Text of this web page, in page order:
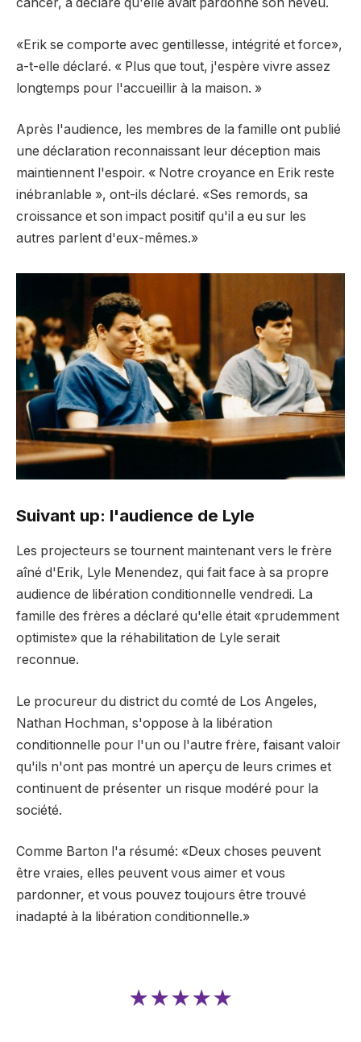
«Erik se comporte avec gentillesse, intégrité et force»,
a-t-elle déclaré. « Plus que tout, j'espère vivre assez
longtemps pour l'accueillir à la maison. »
Après l'audience, les membres de la famille ont publié
une déclaration reconnaissant leur déception mais
maintiennent l'espoir. « Notre croyance en Erik reste
inébranlable », ont-ils déclaré. «Ses remords, sa
croissance et son impact positif qu'il a eu sur les
autres parlent d'eux-mêmes.»
Suivant up: l'audience de Lyle
Les projecteurs se tournent maintenant vers le frère
aîné d'Erik, Lyle Menendez, qui fait face à sa propre
audience de libération conditionnelle vendredi. La
famille des frères a déclaré qu'elle était «prudemment
optimiste» que la réhabilitation de Lyle serait
reconnue.
Le procureur du district du comté de Los Angeles,
Nathan Hochman, s'oppose à la libération
conditionnelle pour l'un ou l'autre frère, faisant valoir
qu'ils n'ont pas montré un aperçu de leurs crimes et
continuent de présenter un risque modéré pour la
société.
Comme Barton l'a résumé: «Deux choses peuvent
être vraies, elles peuvent vous aimer et vous
pardonner, et vous pouvez toujours être trouvé
inadapté à la libération conditionnelle.»
★★★★★